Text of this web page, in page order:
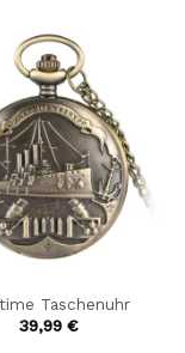
Taschenuhr
39,99 €